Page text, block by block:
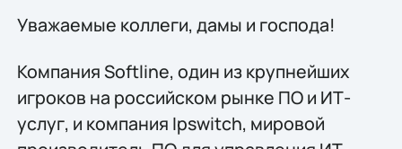
Уважаемые коллеги, дамы и господа!
Компания Softline, один из крупнейших
игроков на российском рынке ПО и ИТ-
услуг, и компания Ipswitch, мировой